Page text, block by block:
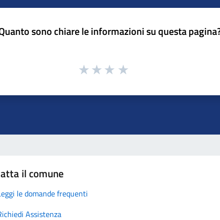
sono chiare le informazioni su questa
il comune
le domande frequenti
Assistenza